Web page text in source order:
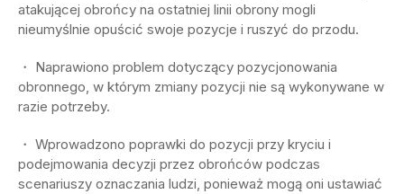
atakującej obrońcy na ostatniej linii obrony mogli
nieumyślnie opuścić swoje pozycje i ruszyć do przodu.
・ Naprawiono problem dotyczący pozycjonowania
obronnego, w którym zmiany pozycji nie są wykonywane w
razie potrzeby.
・ Wprowadzono poprawki do pozycji przy kryciu i
podejmowania decyzji przez obrońców podczas
scenariuszy oznaczania ludzi, ponieważ mogą oni ustawiać